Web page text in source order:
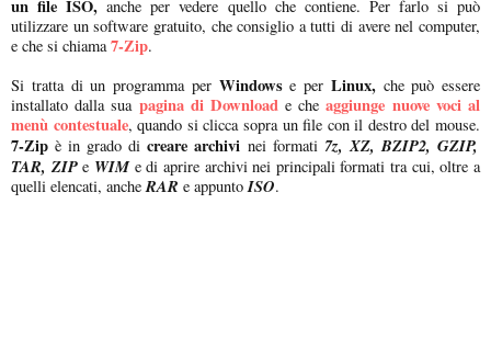
un file ISO, anche per vedere quello che contiene. Per farlo si può
utilizzare un software gratuito, che consiglio a tutti di avere nel computer,
e che si chiama 7-Zip.
Si tratta di un programma perWindowse per Linux,che può essere
installato dalla sua pagina di Downloade cheaggiunge nuove voci al
menù contestuale, quando si clicca sopra un file con il destro del mouse.
7-Zip è in grado dicreare archivi nei formati 7z, XZ, BZIP2, GZIP,
TAR, ZIPe WIMe di aprire archivi nei principali formati tra cui, oltre a
quelli elencati, ancheRAR e appuntoISO.